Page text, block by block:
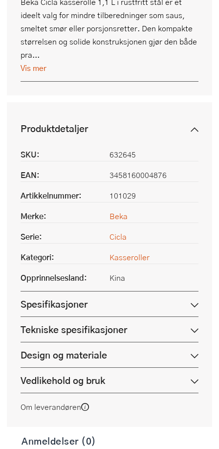
ideelt valg for mindre tilberedninger som saus,
smeltet smør eller porsjonsretter. Den kompakte
størrelsen og solide konstruksjonen gjør den både
pra...
Vis mer
Produktdetaljer
SKU:
632645
EAN:
3458160004876
Artikkelnummer:
101029
Merke:
Beka
Serie:
Cicla
Kategori:
Kasseroller
Opprinnelsesland:
Kina
Spesifikasjoner
Tekniske spesifikasjoner
Design og materiale
Vedlikehold og bruk
Om leverandøren
Anmeldelser (0)